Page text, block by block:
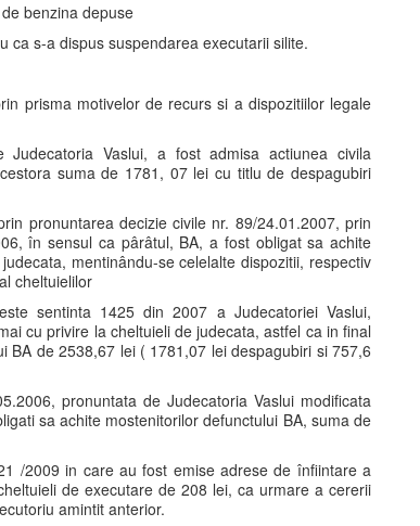
benzina depuse
ca s-a dispus suspendarea executarii silite.
prisma motivelor de recurs si a dispozitiilor legale
Judecatoria Vaslui, a fost admisa actiunea civila
suma de 1781, 07 lei cu titlu de despagubiri
pronuntarea decizie civile nr. 89/24.01.2007, prin
în sensul ca pârâtul, BA, a fost obligat sa achite
mentinându-se celelalte dispozitii, respectiv
cheltuielilor
sentinta 1425 din 2007 a Judecatoriei Vaslui,
cu privire la cheltuieli de judecata, astfel ca in final
de 2538,67 lei ( 1781,07 lei despagubiri si 757,6
pronuntata de Judecatoria Vaslui modificata
sa achite mostenitorilor defunctului BA, suma de
/2009 in care au fost emise adrese de înfiintare a
de executare de 208 lei, ca urmare a cererii
amintit anterior.